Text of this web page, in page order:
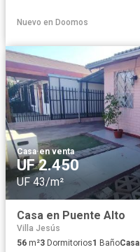
Nuevo en Doomos
Casa·en venta
UF 2.450
UF 43/m²
Casa en Puente Alto
Villa Jesús
56 m²3 Dormitorios1 BañoCasa